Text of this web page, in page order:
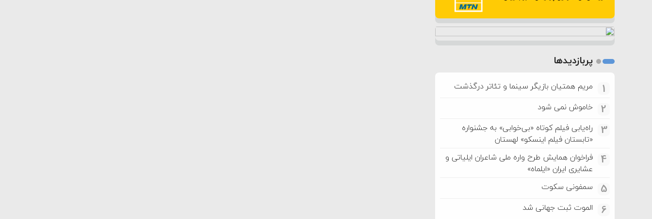
پربازدیدها
1 مریم همتیان بازیگر سینما و تئاتر درگذشت
2 خاموش نمی شود
3
راه‌یابی فیلم کوتاه «بی‌خوابی» به جشنواره
«تابستان فیلم اینسکو» لهستان
4
فراخوان همایش طرح واره ملی شاعران ایلیاتی و
عشایری ایران «ایلماه»
5 سمفونی سکوت
6 الموت ثبت جهانی شد